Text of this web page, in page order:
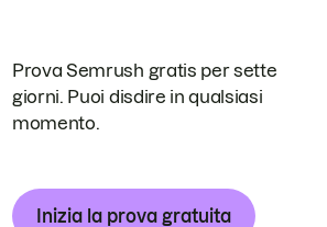
Prova Semrush gratis per sette
giorni. Puoi disdire in qualsiasi
momento.
Inizia la prova gratuita